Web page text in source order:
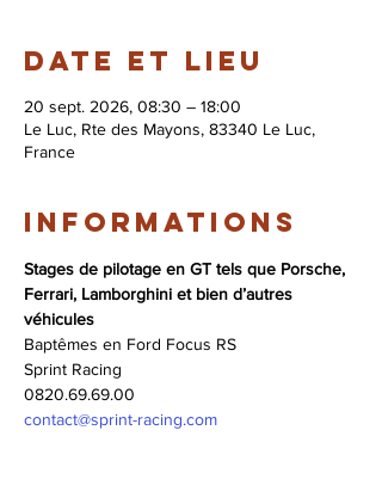
Date et lieu
20 sept. 2026, 08:30 – 18:00
Le Luc, Rte des Mayons, 83340 Le Luc,
France
Informations
Stages de pilotage en GT tels que Porsche,
Ferrari, Lamborghini et bien d’autres
véhicules
Baptêmes en Ford Focus RS
Sprint Racing
0820.69.69.00
contact@sprint-racing.com